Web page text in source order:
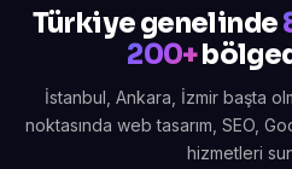
Türkiye genelinde
200+
İstanbul, Ankara, İzmir başta
noktasında web tasarım, SEO,
hizmetleri